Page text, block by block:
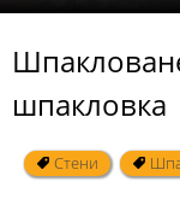
шпакловка
Стени